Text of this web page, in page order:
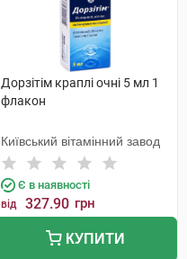
Дорзітім краплі очні 5 мл 1
флакон
Київський вітамінний завод
Є в наявності
від 327.90 грн
КУПИТИ